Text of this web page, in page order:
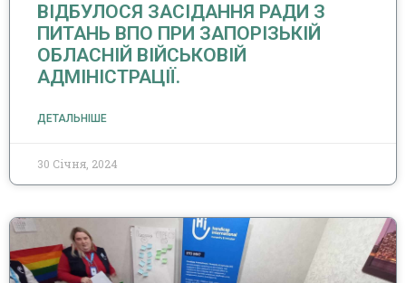
ВІДБУЛОСЯ ЗАСІДАННЯ РАДИ З
ПИТАНЬ ВПО ПРИ ЗАПОРІЗЬКІЙ
ОБЛАСНІЙ ВІЙСЬКОВІЙ
АДМІНІСТРАЦІЇ.
ДЕТАЛЬНІШЕ
30 Січня, 2024